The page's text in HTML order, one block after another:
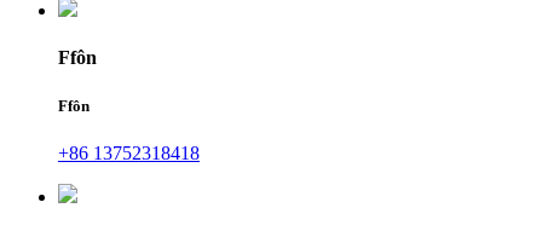
Ffôn
Ffôn
+86 13752318418